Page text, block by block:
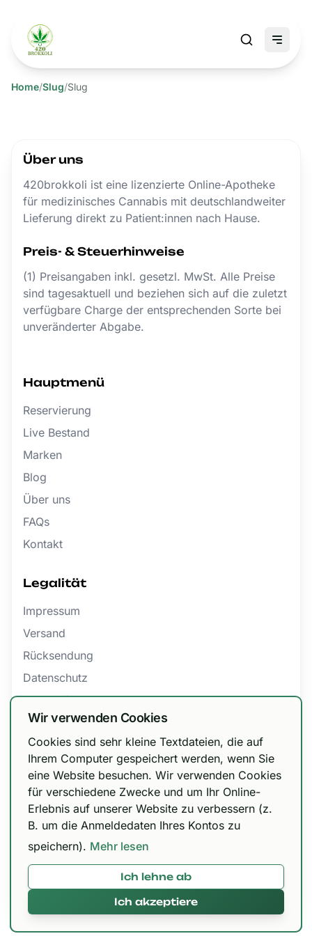
Home/Slug/Slug
Über uns
420brokkoli ist eine lizenzierte Online-Apotheke
für medizinisches Cannabis mit deutschlandweiter
Lieferung direkt zu Patient:innen nach Hause.
Preis- & Steuerhinweise
(1) Preisangaben inkl. gesetzl. MwSt. Alle Preise
sind tagesaktuell und beziehen sich auf die zuletzt
verfügbare Charge der entsprechenden Sorte bei
unveränderter Abgabe.
Hauptmenü
Reservierung
Live Bestand
Marken
Blog
Über uns
FAQs
Kontakt
Legalität
Impressum
Versand
Rücksendung
Datenschutz
Barrierefreiheit
AGB
Bestellung widerrufen
Zertifizierungen
Mit 🌱 in Paderborn gemacht © 2026,420brokkoli.de
Wir haben unsere Versandoptionen
angepasst!
DHL Paket 6,99 € / kostenfrei ab 150 €, Urbify
11,99 € / kostenfrei ab 300 € und DHL Express
Wir verwenden Cookies
Cookies sind sehr kleine Textdateien, die auf
Ihrem Computer gespeichert werden, wenn Sie
eine Website besuchen. Wir verwenden Cookies
für verschiedene Zwecke und um Ihr Online-
Erlebnis auf unserer Website zu verbessern (z.
B. um die Anmeldedaten Ihres Kontos zu
speichern). Mehr lesen
Ich lehne ab
Ich akzeptiere